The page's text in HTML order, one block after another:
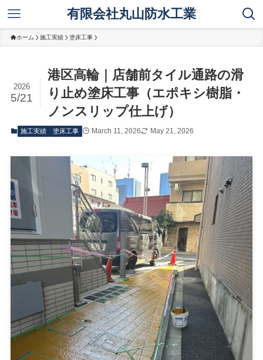
有限会社丸山防水工業
ホーム 施工実績 塗床工事
港区高輪｜店舗前タイル通路の滑
り止め塗床工事（エポキシ樹脂・
ノンスリップ仕上げ）
2026
5/21
施工実績 塗床工事 March 11, 2026 May 21, 2026